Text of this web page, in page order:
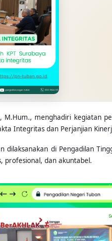
M.Hum., menghadiri kegiatan
Integritas dan Perjanjian
di Pengadilan
profesional, dan akuntabel.